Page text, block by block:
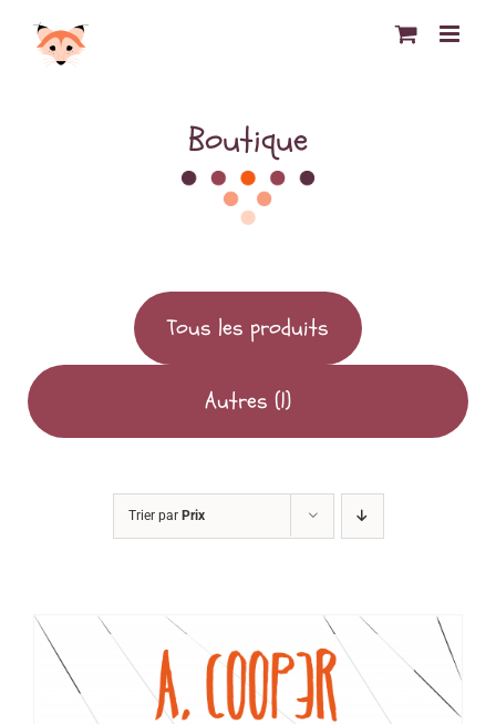
Boutique
Tous les produits
Autres (1)
Trier par Prix